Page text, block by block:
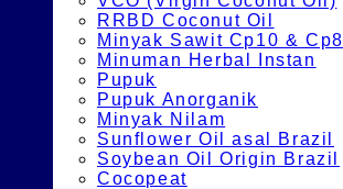
RRBD Coconut Oil
Minyak Sawit Cp10 & Cp8
Minuman Herbal Instan
Pupuk
Pupuk Anorganik
Minyak Nilam
Sunflower Oil asal Brazil
Soybean Oil Origin Brazil
Cocopeat